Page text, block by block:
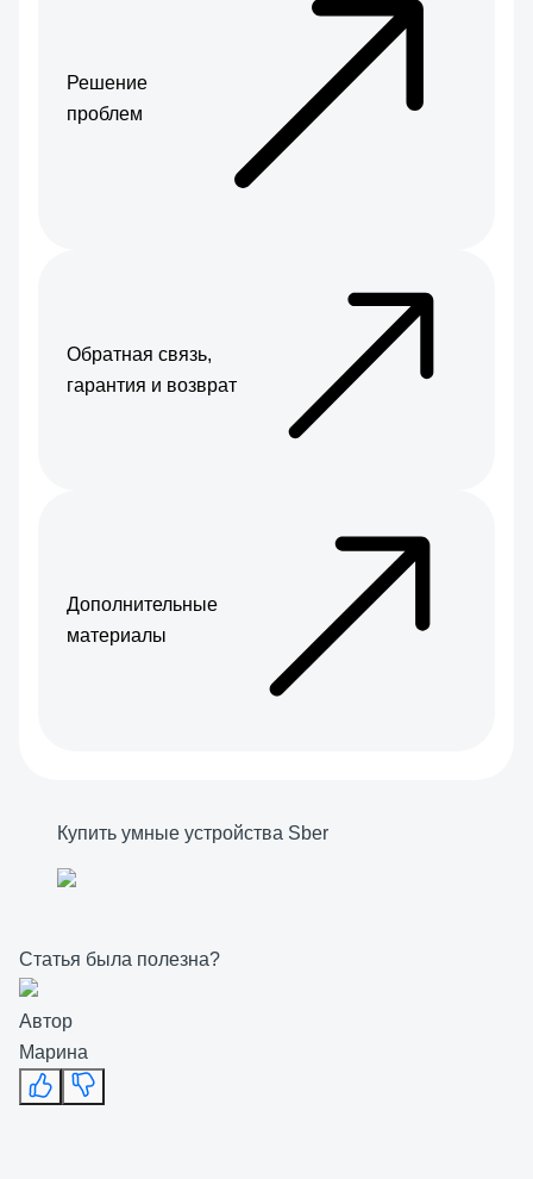
Решение
проблем
Обратная связь,
гарантия и возврат
Дополнительные
материалы
Купить умные устройства Sber
Статья была полезна?
Автор
Марина